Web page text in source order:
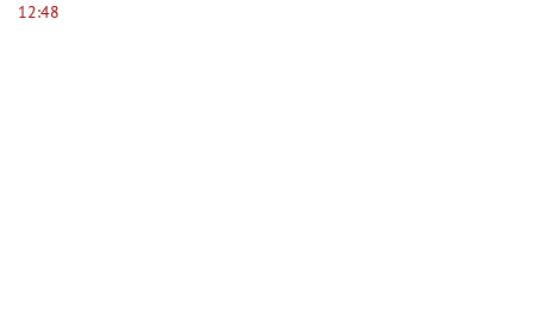
12:48